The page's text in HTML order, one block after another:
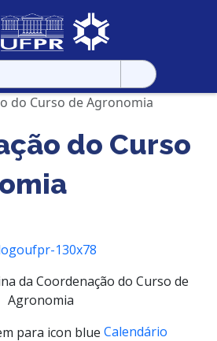
do Curso de Agronomia
do Curso
da Coordenação do Curso de
Agronomia
Calendário